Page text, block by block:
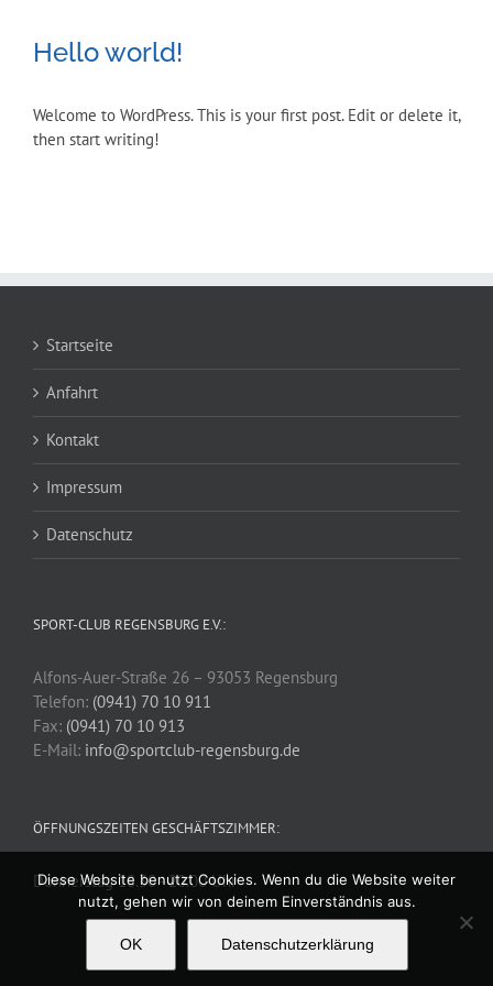
Hello world!
Welcome to WordPress. This is your first post. Edit or delete it,
then start writing!
Startseite
Anfahrt
Kontakt
Impressum
Datenschutz
SPORT-CLUB REGENSBURG E.V.:
Alfons-Auer-Straße 26 – 93053 Regensburg
Telefon: (0941) 70 10 911
Fax: (0941) 70 10 913
E-Mail: info@sportclub-regensburg.de
ÖFFNUNGSZEITEN GESCHÄFTSZIMMER:
Donnerstag 18.30 - 20.00 Uhr
Diese Website benutzt Cookies. Wenn du die Website weiter
nutzt, gehen wir von deinem Einverständnis aus.
OK Datenschutzerklärung